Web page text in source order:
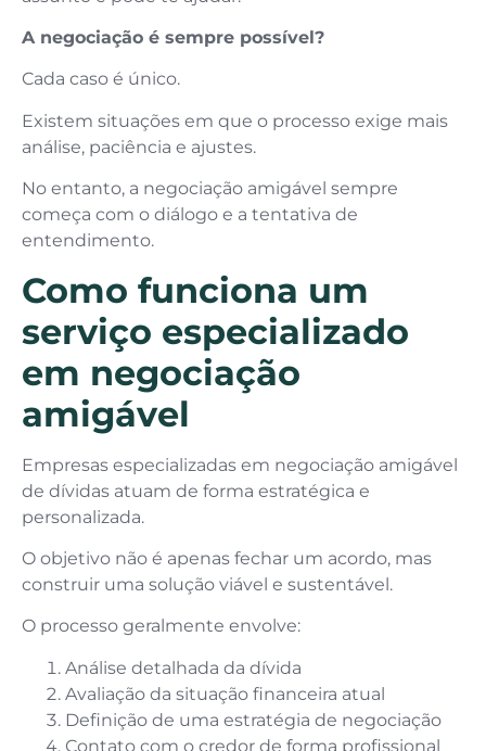
A negociação é sempre possível?
Cada caso é único.
Existem situações em que o processo exige mais
análise, paciência e ajustes.
No entanto, a negociação amigável sempre
começa com o diálogo e a tentativa de
entendimento.
Como funciona um
serviço especializado
em negociação
amigável
Empresas especializadas em negociação amigável
de dívidas atuam de forma estratégica e
personalizada.
O objetivo não é apenas fechar um acordo, mas
construir uma solução viável e sustentável.
O processo geralmente envolve:
Análise detalhada da dívida
Avaliação da situação financeira atual
Definição de uma estratégia de negociação
Contato com o credor de forma profissional